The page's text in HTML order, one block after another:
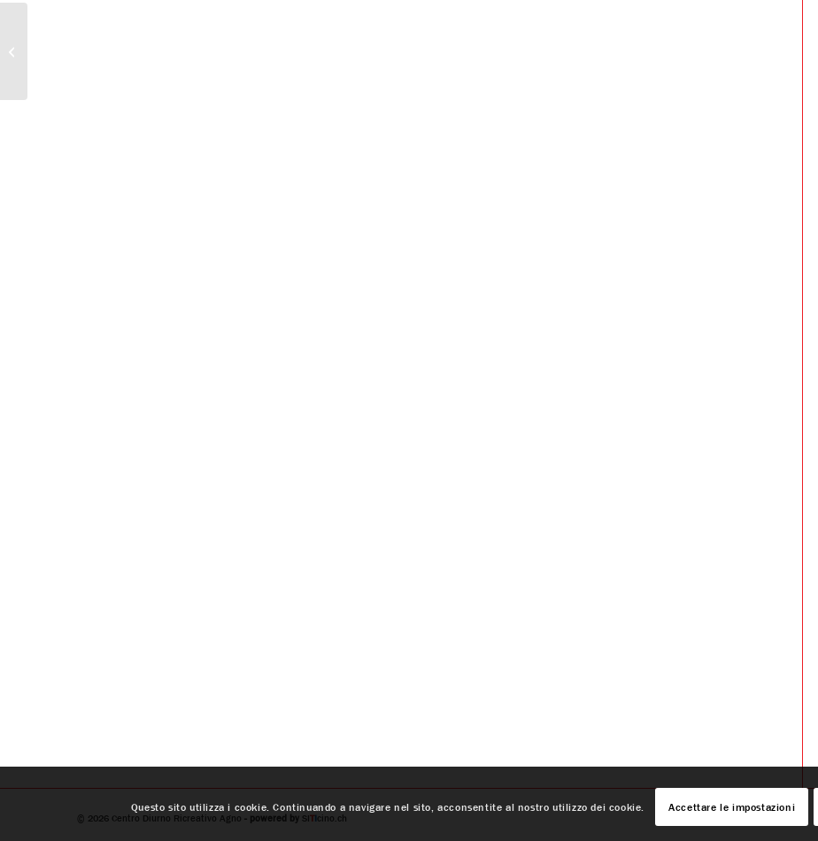
© 2026 Centro Diurno Ricreativo Agno - powered by SITIcino.ch
Questo sito utilizza i cookie. Continuando a navigare nel sito, acconsentite al nostro utilizzo dei cookie. Accettare le impostazioni